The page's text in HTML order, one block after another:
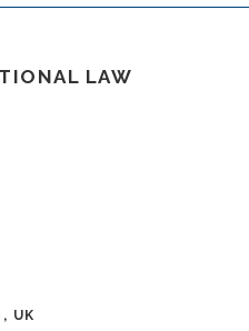
LAW
UK